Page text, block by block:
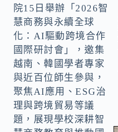
院15日舉辦「2026智
慧商務與永續全球
化：AI驅動跨境合作
國際研討會」，邀集
越南、韓國學者專家
與近百位師生參與，
聚焦AI應用、ESG治
理與跨境貿易等議
題，展現學校深耕智